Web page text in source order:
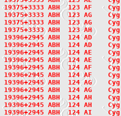
19375+3333 ABH  123 AF
19375+3333 ABH  123 AG
19375+3333 ABH  123 AG
19375+3333 ABH  123 AH
19396+2945 ABH  124 AD
19396+2945 ABH  124 AD
19396+2945 ABH  124 AE
19396+2945 ABH  124 AE
19396+2945 ABH  124 AF
19396+2945 ABH  124 AF
19396+2945 ABH  124 AG
19396+2945 ABH  124 AG
19396+2945 ABH  124 AH
19396+2945 ABH  124 AH
19396+2945 ABH  124 AI